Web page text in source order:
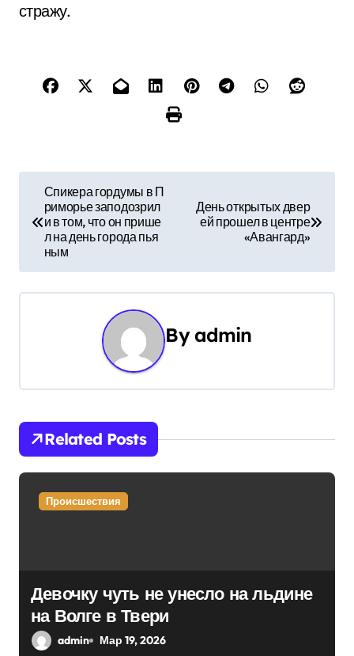
стражу.
и
ц
и
я
п
п
и
Спикера гордумы в П
риморье заподозрил
и в том, что он прише
л на день города пья
ным
День открытых двер
ей прошел в центре
«Авангард»
Byadmin
Related Posts
Происшествия
Девочку чуть не унесло на льдине
на Волге в Твери
admin Мар 19, 2026